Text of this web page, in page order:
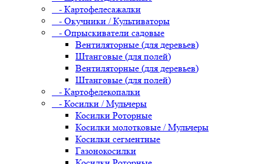
- Картофелесажалки
- Окучники / Культиваторы
- Опрыскиватели садовые
Вентиляторные (для деревьев)
Штанговые (для полей)
Вентиляторные (для деревьев)
Штанговые (для полей)
- Картофелекопалки
- Косилки / Мульчеры
Косилки Роторные
Косилки молотковые / Мульчеры
Косилки сегментные
Газонокосилки